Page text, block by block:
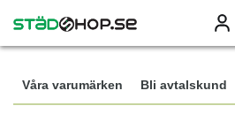
Våra varumärken Bli avtalskund